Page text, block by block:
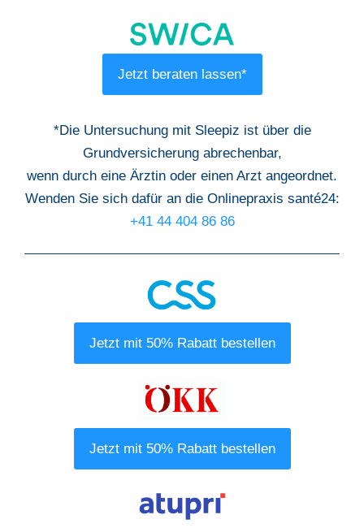
Jetzt beraten lassen*
*Die Untersuchung mit Sleepiz ist über die
Grundversicherung abrechenbar,
wenn durch eine Ärztin oder einen Arzt angeordnet.
Wenden Sie sich dafür an die Onlinepraxis santé24:
+41 44 404 86 86
Jetzt mit 50% Rabatt bestellen
Jetzt mit 50% Rabatt bestellen